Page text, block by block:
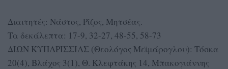
Διαιτητές: Νάστος, Ρίζος, Μητσέας.
Τα δεκάλεπτα: 17-9, 32-27, 48-55, 58-73
ΔΙΩΝ ΚΥΠΑΡΙΣΣΙΑΣ (Θεολόγος Μεϊμάρογλου): Τόσκα
20(4), Βλάχος 3(1), Θ. Κλεφτάκης 14, Μπακογιάννης